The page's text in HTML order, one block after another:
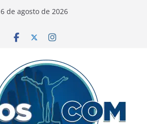
6 de agosto de 2026